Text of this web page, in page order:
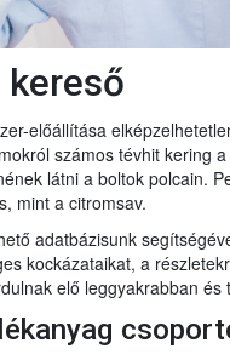
kereső
előállítása
számos tévhit kering
látni a boltok polcain.
mint a citromsav.
adatbázisunk
kockázataikat, a
elő leggyakrabban